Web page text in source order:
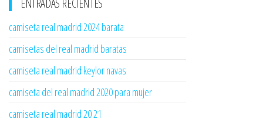
ENTRADAS RECIENTES
camiseta real madrid 2024 barata
camisetas del real madrid baratas
camiseta real madrid keylor navas
camiseta del real madrid 2020 para mujer
camiseta real madrid 20 21